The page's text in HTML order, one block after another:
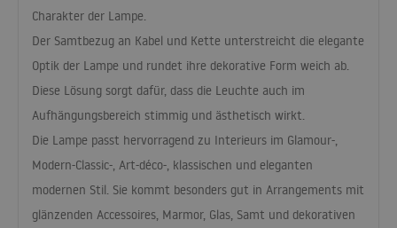
Charakter der Lampe.
Der Samtbezug an Kabel und Kette unterstreicht die elegante
Optik der Lampe und rundet ihre dekorative Form weich ab.
Diese Lösung sorgt dafür, dass die Leuchte auch im
Aufhängungsbereich stimmig und ästhetisch wirkt.
Die Lampe passt hervorragend zu Interieurs im Glamour-,
Modern-Classic-, Art-déco-, klassischen und eleganten
modernen Stil. Sie kommt besonders gut in Arrangements mit
glänzenden Accessoires, Marmor, Glas, Samt und dekorativen